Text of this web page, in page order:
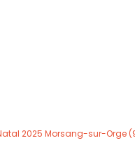
2025 Morsang-sur-Orge